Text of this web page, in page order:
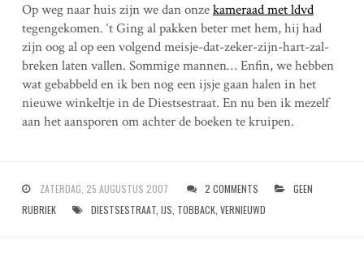
Op weg naar huis zijn we dan onzekameraad met ldvd
tegengekomen. ‘t Ging al pakken beter met hem, hij had
zijn oog al op een volgend meisje-dat-zeker-zijn-hart-zal-
breken laten vallen. Sommige mannen… Enfin, we hebben
wat gebabbeld en ik ben nog een ijsje gaan halen in het
nieuwe winkeltje in de Diestsestraat. En nu ben ik mezelf
aan het aansporen om achter de boeken te kruipen.
ZATERDAG, 25 AUGUSTUS 2007 2 COMMENTS
GEEN
RUBRIEK
DIESTSESTRAAT, IJS TOBBACK, VERNIEUWD